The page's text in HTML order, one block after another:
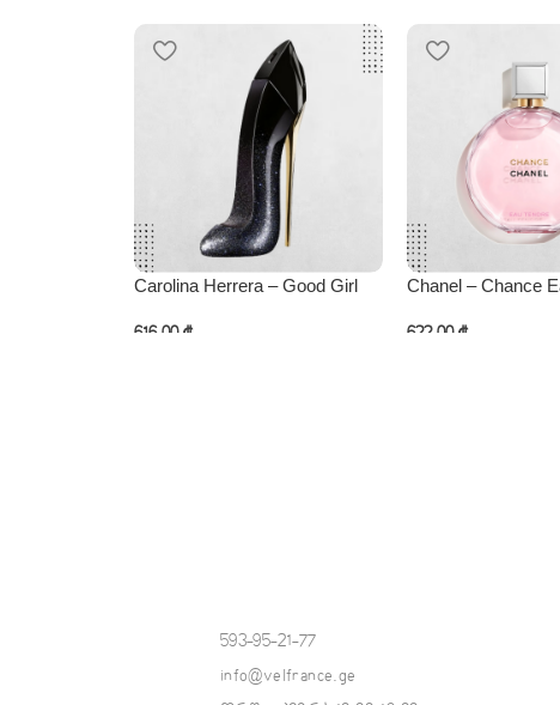
Carolina Herrera – Good Girl
616,00 ₾
Chanel – Chance
622,00 ₾
593-95-21-77
info@velfrance.ge